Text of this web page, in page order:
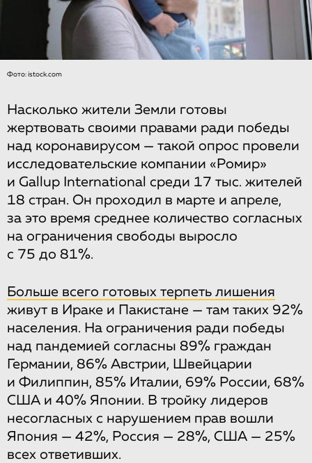
Фото: istock.com
Насколько жители Земли готовы
жертвовать своими правами ради победы
над коронавирусом — такой опрос провели
исследовательские компании «Ромир»
и Gallup International среди 17 тыс. жителей
18 стран. Он проходил в марте и апреле,
за это время среднее количество согласных
на ограничения свободы выросло
с 75 до 81%.
Больше всего готовых терпеть лишения
живут в Ираке и Пакистане — там таких 92%
населения. На ограничения ради победы
над пандемией согласны 89% граждан
Германии, 86% Австрии, Швейцарии
и Филиппин, 85% Италии, 69% России, 68%
США и 40% Японии. В тройку лидеров
несогласных с нарушением прав вошли
Япония — 42%, Россия — 28%, США — 25%
всех ответивших.